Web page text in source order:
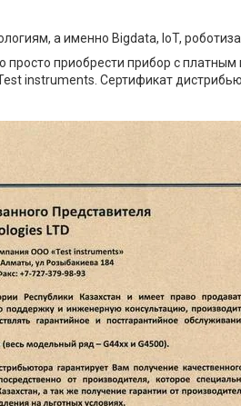
а именно Bigdata, IoT,
просто приобрести прибор с
instruments. Сертификат